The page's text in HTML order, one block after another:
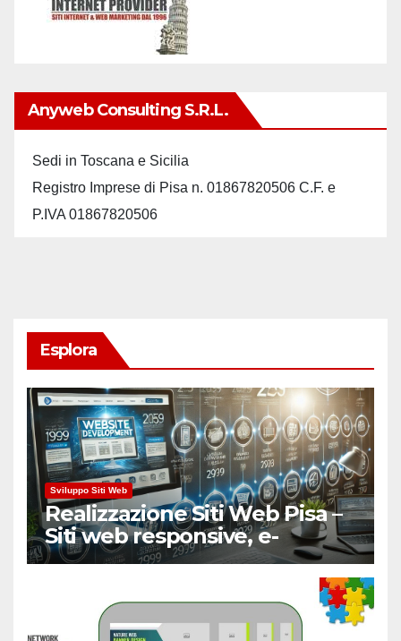
Anyweb Consulting S.r.L.
Sedi in Toscana e Sicilia
Registro Imprese di Pisa n. 01867820506 C.F. e
P.IVA 01867820506
Esplora
Sviluppo Siti Web
Realizzazione Siti Web Pisa –
Siti web responsive, e-
Commerce